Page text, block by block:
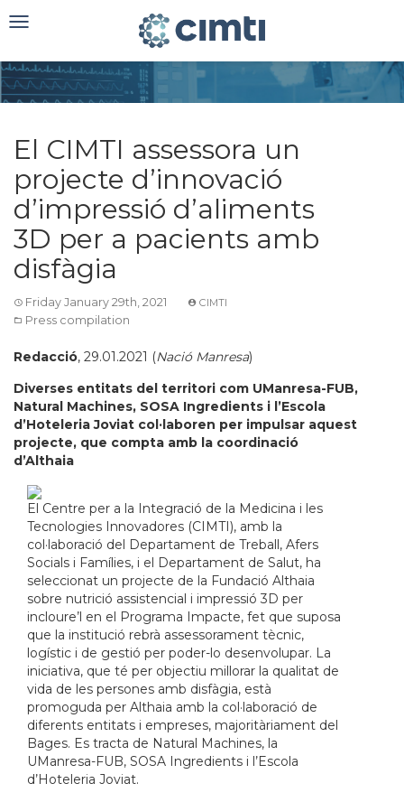
Toggle
El CIMTI assessora un
projecte d’innovació
d’impressió d’aliments
3D per a pacients amb
disfàgia
Friday January 29th, 2021 CIMTI
Press compilation
Redacció, 29.01.2021 (Nació Manresa)
Diverses entitats del territori com UManresa-FUB,
Natural Machines, SOSA Ingredients i l’Escola
d’Hoteleria Joviat col·laboren per impulsar aquest
projecte, que compta amb la coordinació
d’Althaia
El Centre per a la Integració de la Medicina i les
Tecnologies Innovadores (CIMTI), amb la
col·laboració del Departament de Treball, Afers
Socials i Famílies, i el Departament de Salut, ha
seleccionat un projecte de la Fundació Althaia
sobre nutrició assistencial i impressió 3D per
incloure’l en el Programa Impacte, fet que suposa
que la institució rebrà assessorament tècnic,
logístic i de gestió per poder-lo desenvolupar. La
iniciativa, que té per objectiu millorar la qualitat de
vida de les persones amb disfàgia, està
promoguda per Althaia amb la col·laboració de
diferents entitats i empreses, majoritàriament del
Bages. Es tracta de Natural Machines, la
UManresa-FUB, SOSA Ingredients i l’Escola
d’Hoteleria Joviat.